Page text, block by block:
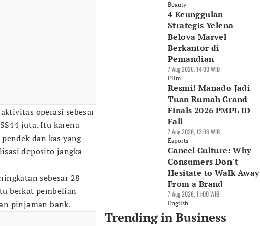
operasi sebesar
juta. Itu karena
dan kas yang
deposito jangka
sebesar 28
berkat pembelian
pinjaman bank.
Beauty
4 Keunggulan
Strategis Yelena
Belova Marvel
Berkantor di
Pemandian
7 Aug 2026, 14:00 WIB
Film
Resmi! Manado Jadi
Tuan Rumah Grand
Finals 2026 PMPL ID
Fall
7 Aug 2026, 13:06 WIB
Esports
Cancel Culture: Why
Consumers Don't
Hesitate to Walk Away
From a Brand
7 Aug 2026, 11:00 WIB
English
Trending in Business